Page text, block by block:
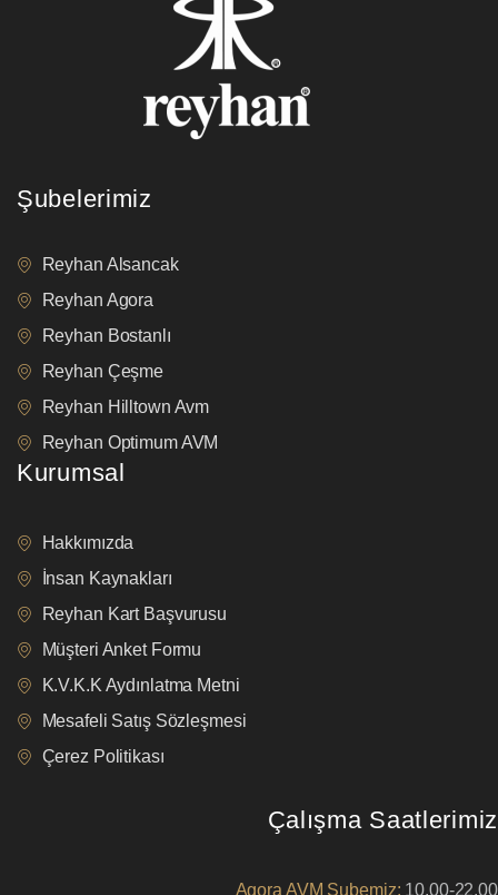
Şubelerimiz
Reyhan Alsancak
Reyhan Agora
Reyhan Bostanlı
Reyhan Çeşme
Reyhan Hilltown Avm
Reyhan Optimum AVM
Kurumsal
Hakkımızda
İnsan Kaynakları
Reyhan Kart Başvurusu
Müşteri Anket Formu
K.V.K.K Aydınlatma Metni
Mesafeli Satış Sözleşmesi
Çerez Politikası
Çalışma Saatlerimiz
Agora AVM Şubemiz: 10.00-22.00